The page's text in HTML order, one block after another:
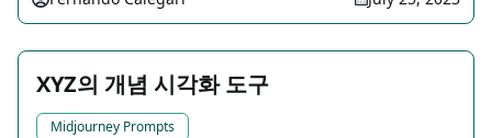
XYZ의 개념 시각화 도구
Midjourney Prompts